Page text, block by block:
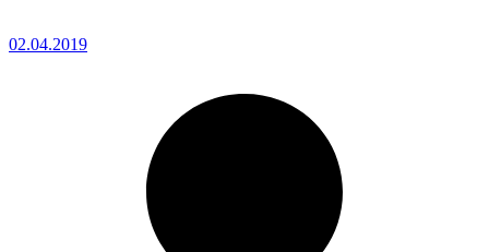
02.04.2019